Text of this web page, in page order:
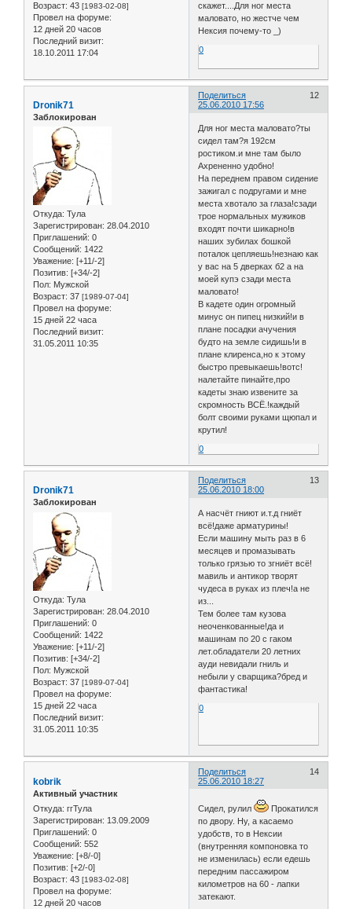
Возраст: 43 [1983-02-08]
Провел на форуме:
12 дней 20 часов
Последний визит:
18.10.2011 17:04
скажет....Для ног места
маловато, но жестче чем
Нексия почему-то _)
0
Поделиться
12
25.06.2010 17:56
Dronik71
Заблокирован
Откуда: Тула
Зарегистрирован: 28.04.2010
Приглашений: 0
Сообщений: 1422
Уважение: [+11/-2]
Позитив: [+34/-2]
Пол: Мужской
Возраст: 37 [1989-07-04]
Провел на форуме:
15 дней 22 часа
Последний визит:
31.05.2011 10:35
Для ног места маловато?ты
сидел там?я 192см
ростиком.и мне там было
Ахрененно удобно!
На переднем правом сидение
зажигал с подругами и мне
места хвотало за глаза!сзади
трое нормальных мужиков
входят почти шикарно!в
наших зубилах бошкой
поталок цепляешь!незнаю как
у вас на 5 дверках б2 а на
моей купэ сзади места
маловато!
В кадете один огромный
минус он пипец низкий!и в
плане посадки ачучения
будто на земле сидишь!и в
плане клиренса,но к этому
быстро превыкаешь!вотс!
налетайте пинайте,про
кадеты знаю извените за
скромность ВСЁ.!каждый
болт своими руками щюпал и
крутил!
0
Поделиться
13
25.06.2010 18:00
Dronik71
Заблокирован
Откуда: Тула
Зарегистрирован: 28.04.2010
Приглашений: 0
Сообщений: 1422
Уважение: [+11/-2]
Позитив: [+34/-2]
Пол: Мужской
Возраст: 37 [1989-07-04]
Провел на форуме:
15 дней 22 часа
Последний визит:
31.05.2011 10:35
А насчёт гниют и.т.д гниёт
всё!даже арматурины!
Если машину мыть раз в 6
месяцев и промазывать
только грязью то згниёт всё!
мавиль и антикор творят
чудеса в руках из плеч!а не
из...
Тем более там кузова
неоченкованные!да и
машинам по 20 с гаком
лет.обладатели 20 летних
ауди невидали гниль и
небыли у сварщика?бред и
фантастика!
0
Поделиться
14
25.06.2010 18:27
kobrik
Активный участник
Откуда: ггТула
Зарегистрирован: 13.09.2009
Приглашений: 0
Сообщений: 552
Уважение: [+8/-0]
Позитив: [+2/-0]
Возраст: 43 [1983-02-08]
Провел на форуме:
12 дней 20 часов
Сидел, рулил
Прокатился
по двору. Ну, а касаемо
удобств, то в Нексии
(внутренняя компоновка то
не изменилась) если едешь
передним пассажиром
километров на 60 - лапки
затекают.